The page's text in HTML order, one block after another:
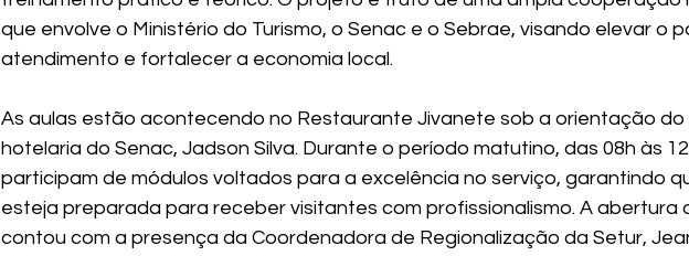
que envolve o Ministério do Turismo, o Senac e o Sebrae, visando elevar o
atendimento e fortalecer a economia local.
As aulas estão acontecendo no Restaurante Jivanete sob a orientação
hotelaria do Senac, Jadson Silva. Durante o período matutino, das 08h às
participam de módulos voltados para a excelência no serviço, garantindo
esteja preparada para receber visitantes com profissionalismo. A abertura
contou com a presença da Coordenadora de Regionalização da Setur,